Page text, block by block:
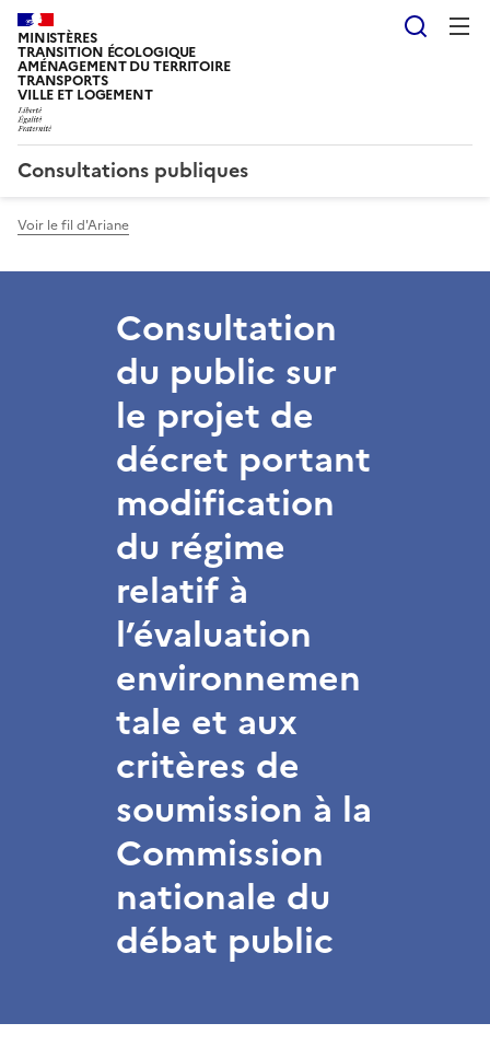
MINISTÈRES
TRANSITION ÉCOLOGIQUE
AMÉNAGEMENT DU TERRITOIRE
TRANSPORTS
VILLE ET LOGEMENT
Consultations publiques
Voir le fil d'Ariane
Consultation
du public sur
le projet de
décret portant
modification
du régime
relatif à
l’évaluation
environnemen
tale et aux
critères de
soumission à la
Commission
nationale du
débat public